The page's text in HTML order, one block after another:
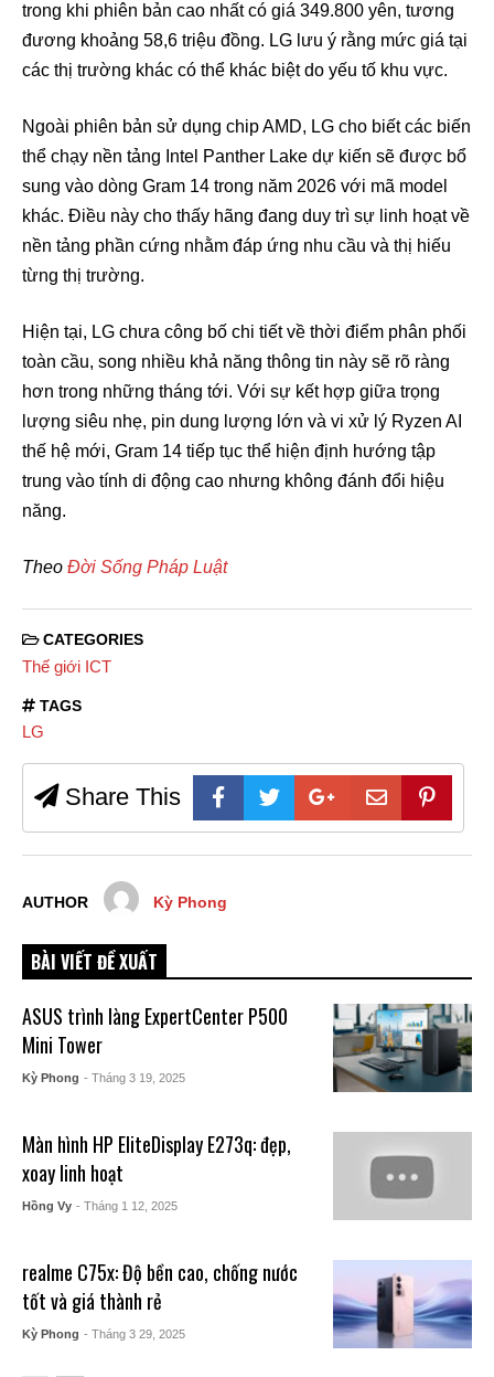
trong khi phiên bản cao nhất có giá 349.800 yên, tương
đương khoảng 58,6 triệu đồng. LG lưu ý rằng mức giá tại
các thị trường khác có thể khác biệt do yếu tố khu vực.
Ngoài phiên bản sử dụng chip AMD, LG cho biết các biến
thể chạy nền tảng Intel Panther Lake dự kiến sẽ được bổ
sung vào dòng Gram 14 trong năm 2026 với mã model
khác. Điều này cho thấy hãng đang duy trì sự linh hoạt về
nền tảng phần cứng nhằm đáp ứng nhu cầu và thị hiếu
từng thị trường.
Hiện tại, LG chưa công bố chi tiết về thời điểm phân phối
toàn cầu, song nhiều khả năng thông tin này sẽ rõ ràng
hơn trong những tháng tới. Với sự kết hợp giữa trọng
lượng siêu nhẹ, pin dung lượng lớn và vi xử lý Ryzen AI
thế hệ mới, Gram 14 tiếp tục thể hiện định hướng tập
trung vào tính di động cao nhưng không đánh đổi hiệu
năng.
Theo Đời Sống Pháp Luật
CATEGORIES
Thế giới ICT
TAGS
LG
Share This
AUTHOR Kỳ Phong
BÀI VIẾT ĐỀ XUẤT
ASUS trình làng ExpertCenter P500
Mini Tower
Kỳ Phong - Tháng 3 19, 2025
Màn hình HP EliteDisplay E273q: đẹp,
xoay linh hoạt
Hồng Vy - Tháng 1 12, 2025
realme C75x: Độ bền cao, chống nước
tốt và giá thành rẻ
Kỳ Phong - Tháng 3 29, 2025